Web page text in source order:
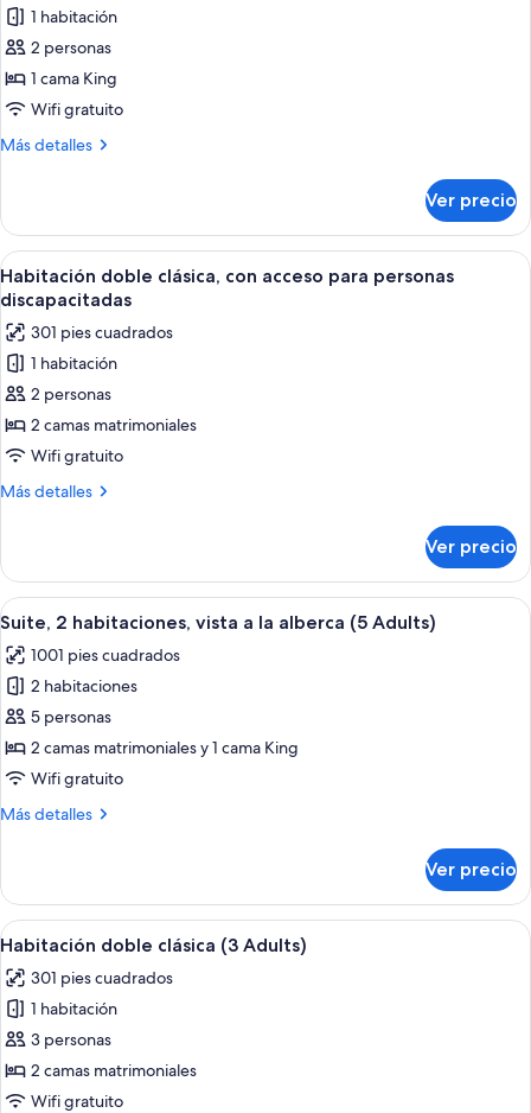
de
Habitación
clásica,
1
cama
con
acceso
para
personas
discapacitadas
1 habitación
2 personas
1 cama King
Wifi gratuito
Más detalles
Más
clásica,
cama
King
con
acceso
para
personas
discapacitadas
Ver precio
Abrir
todas
las
fotos
de
Habitación
doble
clásica,
con
personas
discapacitadas
Habitación de hotel con una cama
5
Habitación doble clásica, con acceso para personas
discapacitadas
301 pies cuadrados
1 habitación
2 personas
2 camas matrimoniales
Wifi gratuito
Más detalles
Más
doble
clásica,
con
para
personas
discapacitadas
Ver precio
Abrir
todas
las
fotos
de
Suite,
2
vista
alberca
(5
Adults)
Una habitación de hotel moderna
6
Suite, 2 habitaciones, vista a la alberca (5 Adults)
1001 pies cuadrados
2 habitaciones
5 personas
2 camas matrimoniales y 1 cama King
Wifi gratuito
Más detalles
Más
2
habitaciones,
vista
la
alberca
(5
Adults)
Ver precio
Abrir
todas
las
fotos
de
Habitación
doble
Una habitación de hotel moderna
6
Habitación doble clásica (3 Adults)
301 pies cuadrados
1 habitación
3 personas
2 camas matrimoniales
Wifi gratuito